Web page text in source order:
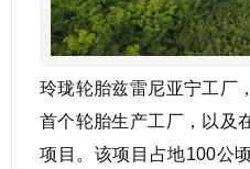
玲珑轮胎兹雷尼亚宁工厂
首个轮胎生产工厂，以及
项目。该项目占地100公